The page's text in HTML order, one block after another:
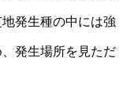
発生種の中には強
発生場所を見ただ